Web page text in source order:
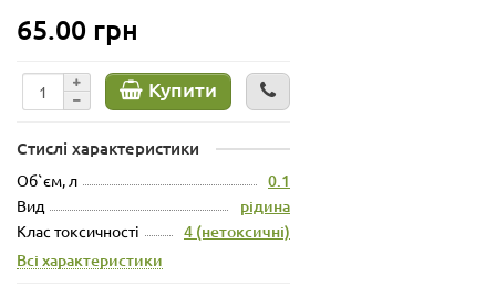
65.00 грн
Купити
Стислі характеристики
Об`єм, л 0.1
Вид рідина
Клас токсичності
4 (нетоксичні)
Всі характеристики